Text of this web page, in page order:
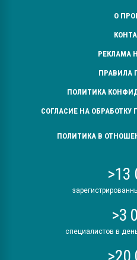
О
РЕКЛАМА
ПРАВИЛА
ПОЛИТИКА
СОГЛАСИЕ НА
ПОЛИТИКА В
>13
>3
специалистов в
>20